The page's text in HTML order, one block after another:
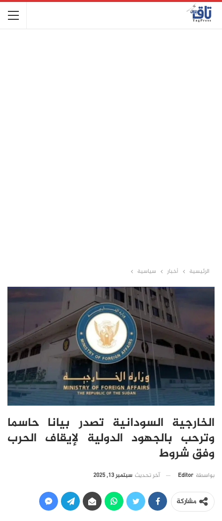
الرئيسية أخبار سياسية
الخارجية السودانية تصدر بيانا حاسما
وترحب بالجهود الدولية لإيقاف الحرب
وفق شروط
بواسطة Editor آخر تحديث سبتمبر 13, 2025
مشاركة